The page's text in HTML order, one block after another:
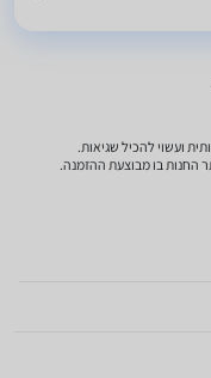
ועשוי להכיל שגיאות.
החנות בו מבוצעת ההזמנה.